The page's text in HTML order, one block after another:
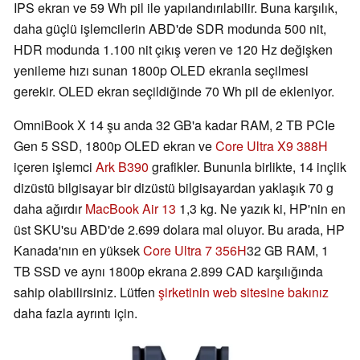
IPS ekran ve 59 Wh pil ile yapılandırılabilir. Buna karşılık,
daha güçlü işlemcilerin ABD'de SDR modunda 500 nit,
HDR modunda 1.100 nit çıkış veren ve 120 Hz değişken
yenileme hızı sunan 1800p OLED ekranla seçilmesi
gerekir. OLED ekran seçildiğinde 70 Wh pil de ekleniyor.
OmniBook X 14 şu anda 32 GB'a kadar RAM, 2 TB PCIe
Gen 5 SSD, 1800p OLED ekran veCore Ultra X9 388H
içeren işlemci Ark B390 grafikler. Bununla birlikte, 14 inçlik
dizüstü bilgisayar bir dizüstü bilgisayardan yaklaşık 70 g
daha ağırdırMacBook Air 13 1,3 kg. Ne yazık ki, HP'nin en
üst SKU'su ABD'de 2.699 dolara mal oluyor. Bu arada, HP
Kanada'nın en yüksekCore Ultra 7 356H32 GB RAM, 1
TB SSD ve aynı 1800p ekrana 2.899 CAD karşılığında
sahip olabilirsiniz. Lütfen şirketinin web sitesine bakınız
daha fazla ayrıntı için.